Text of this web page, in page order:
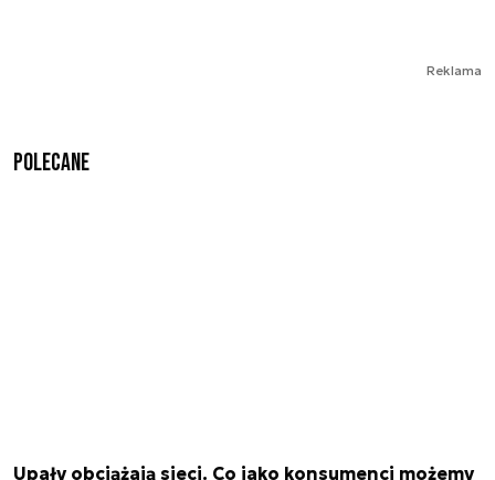
Reklama
Polecane
Upały obciążają sieci. Co jako konsumenci możemy